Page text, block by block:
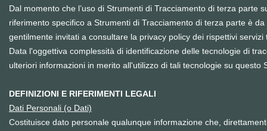
Dal momento che l’uso di Strumenti di Tracciamento di terza
riferimento specifico a Strumenti di Tracciamento di terza parte è
gentilmente invitati a consultare la privacy policy dei rispettivi
Data l'oggettiva complessità di identificazione delle tecnologie di
ulteriori informazioni in merito all'utilizzo di tali tecnologie su questo
DEFINIZIONI E RIFERIMENTI LEGALI
Dati Personali (o Dati)
Costituisce dato personale qualunque informazione che,